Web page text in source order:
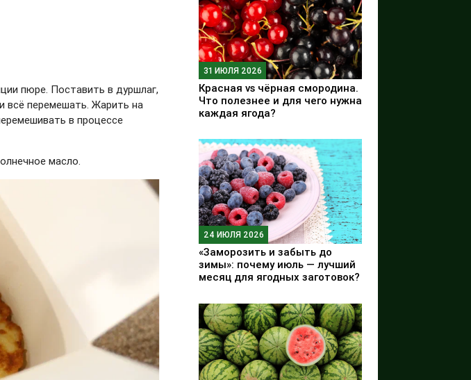
пюре. Поставить в дуршлаг,
всё перемешать. Жарить на
в процессе
масло.
31 ИЮЛЯ 2026
Красная vs чёрная смородина.
Что полезнее и для чего нужна
каждая ягода?
24 ИЮЛЯ 2026
«Заморозить и забыть до
зимы»: почему июль — лучший
месяц для ягодных заготовок?